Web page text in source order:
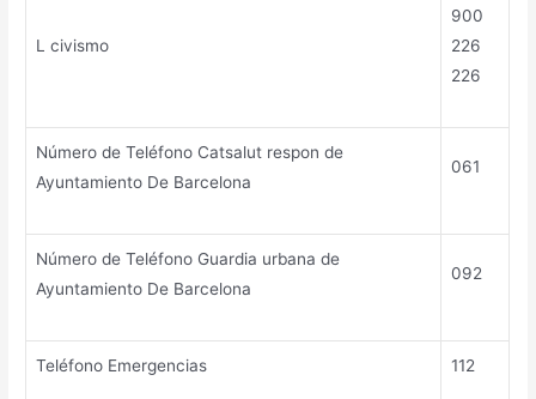
L civismo
900
226
226
Número de Teléfono Catsalut respon de
Ayuntamiento De Barcelona
061
Número de Teléfono Guardia urbana de
Ayuntamiento De Barcelona
092
Teléfono Emergencias 112